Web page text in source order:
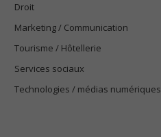
Droit
Marketing / Communication
Tourisme / Hôtellerie
Services sociaux
Technologies / médias numériques